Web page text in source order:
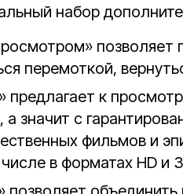
набор
позволяет
перемоткой,
предлагает к
значит с
фильмов и
в форматах HD и